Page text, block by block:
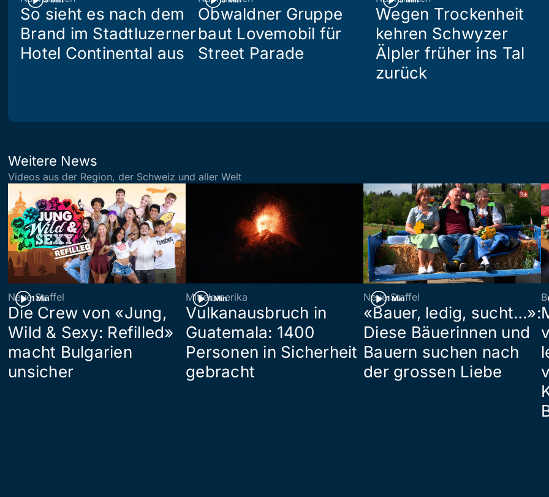
So sieht es nach dem
Brand im Stadtluzerner
Hotel Continental aus
Obwaldner Gruppe
baut Lovemobil für
Street Parade
Wegen Trockenheit
kehren Schwyzer
Älpler früher ins Tal
zurück
Weitere News
Videos aus der Region, der Schweiz und aller Welt
1 Min
Neue Staffel
Die Crew von «Jung,
Wild & Sexy: Refilled»
macht Bulgarien
unsicher
1 Min
Mittelamerika
Vulkanausbruch in
Guatemala: 1400
Personen in Sicherheit
gebracht
1 Min
Neue Staffel
«Bauer, ledig, sucht…»:
Diese Bäuerinnen und
Bauern suchen nach
der grossen Liebe